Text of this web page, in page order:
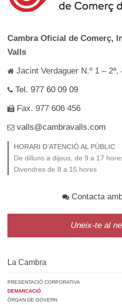
Cambra Oficial de Comerç,
Valls
Jacint Verdaguer N.º 1 –
Tel. 977 60 09 09
Fax. 977 606 456
valls@cambravalls.com
HORARI D’ATENCIÓ AL PÚBLIC
De dilluns a dijous, de 9 a 17
Divendres de 8 a 15 hores
Contacta
Uneix-te al
La Cambra
PRESENTACIÓ CORPORATIVA
DEMARCACIÓ
ÒRGAN DE GOVERN